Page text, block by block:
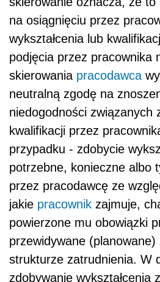
na osiągnięciu przez
wykształcenia lub
podjęcia przez pracownika
skierowania pracodawca
neutralną zgodę na
niedogodności związanych
kwalifikacji przez
przypadku - zdobycie
potrzebne, konieczne albo
przez pracodawcę ze
jakie pracownik zajmuje,
powierzone mu obowiązki
przewidywane (planowane)
strukturze zatrudnienia. W
zdobywanie wykształcenia